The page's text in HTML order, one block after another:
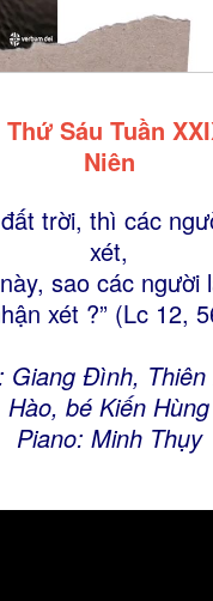
Sáu Tuần
Niên
trời, thì các
xét,
sao các người
xét ?” (Lc 12,
Giang Đình, Thiên
Hào, bé Kiến Hùng
Piano: Minh Thụy